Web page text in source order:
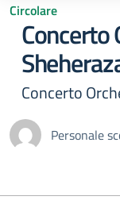
Circolare
Concerto
Concerto
Personale